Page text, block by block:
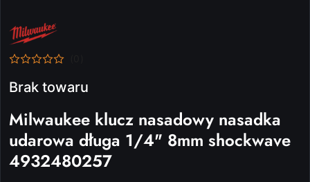
NAZWA
PRODUCENTA:
MILWAUKEE
Brak towaru
Milwaukee klucz nasadowy nasadka
udarowa długa 1/4" 8mm shockwave
4932480257